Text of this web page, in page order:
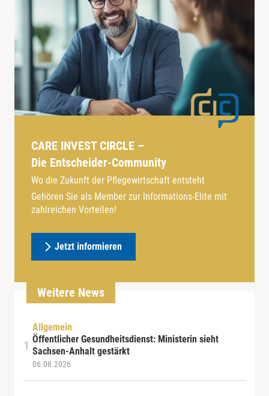
CARE INVEST CIRCLE –
Die Entscheider-Community
Wo die Zukunft der Pflegewirtschaft entsteht
Gehören Sie als Member zur Informations-Elite mit
zahlreichen Vorteilen!
Jetzt informieren
Weitere News
Allgemein
Öffentlicher Gesundheitsdienst: Ministerin sieht
Sachsen-Anhalt gestärkt
06.08.2026